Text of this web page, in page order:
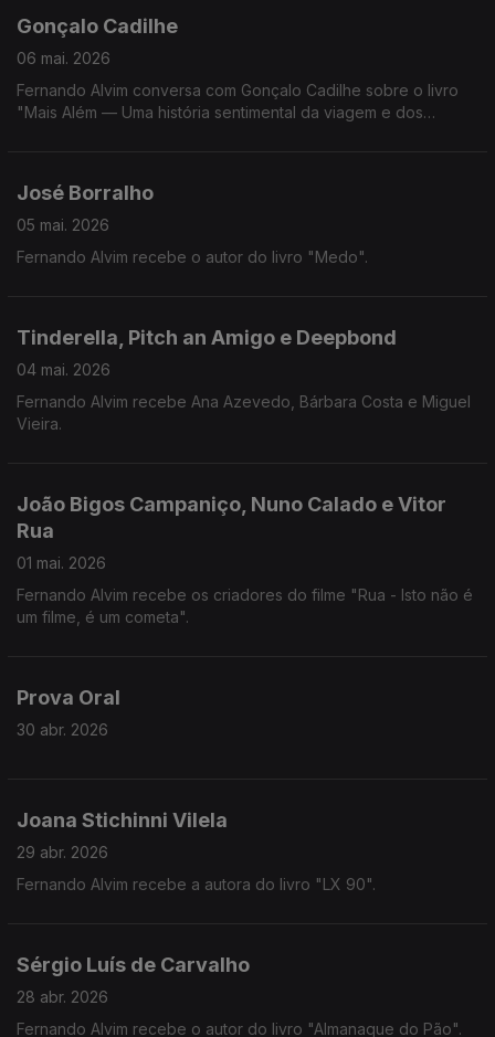
Gonçalo Cadilhe
06 mai. 2026
Fernando Alvim conversa com Gonçalo Cadilhe sobre o livro
"Mais Além — Uma história sentimental da viagem e dos
José Borralho
05 mai. 2026
Fernando Alvim recebe o autor do livro "Medo".
Tinderella, Pitch an Amigo e Deepbond
04 mai. 2026
Fernando Alvim recebe Ana Azevedo, Bárbara Costa e Miguel
Vieira.
João Bigos Campaniço, Nuno Calado e Vitor
Rua
01 mai. 2026
Fernando Alvim recebe os criadores do filme "Rua - Isto não é
um filme, é um cometa".
Prova Oral
30 abr. 2026
Joana Stichinni Vilela
29 abr. 2026
Fernando Alvim recebe a autora do livro "LX 90".
Sérgio Luís de Carvalho
28 abr. 2026
Fernando Alvim recebe o autor do livro "Almanaque do Pão".